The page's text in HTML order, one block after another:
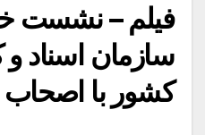
فیلم – نشست
سازمان اسناد و
کشور با اصحاب